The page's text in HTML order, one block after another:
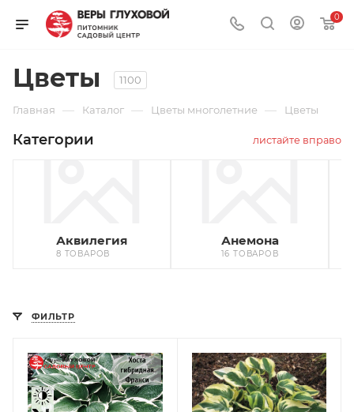
0
Цветы 1100
Главная — Каталог — Цветы многолетние — Цветы
Категории листайте вправо
Аквилегия
8 ТОВАРОВ
Анемона
16 ТОВАРОВ
ФИЛЬТР